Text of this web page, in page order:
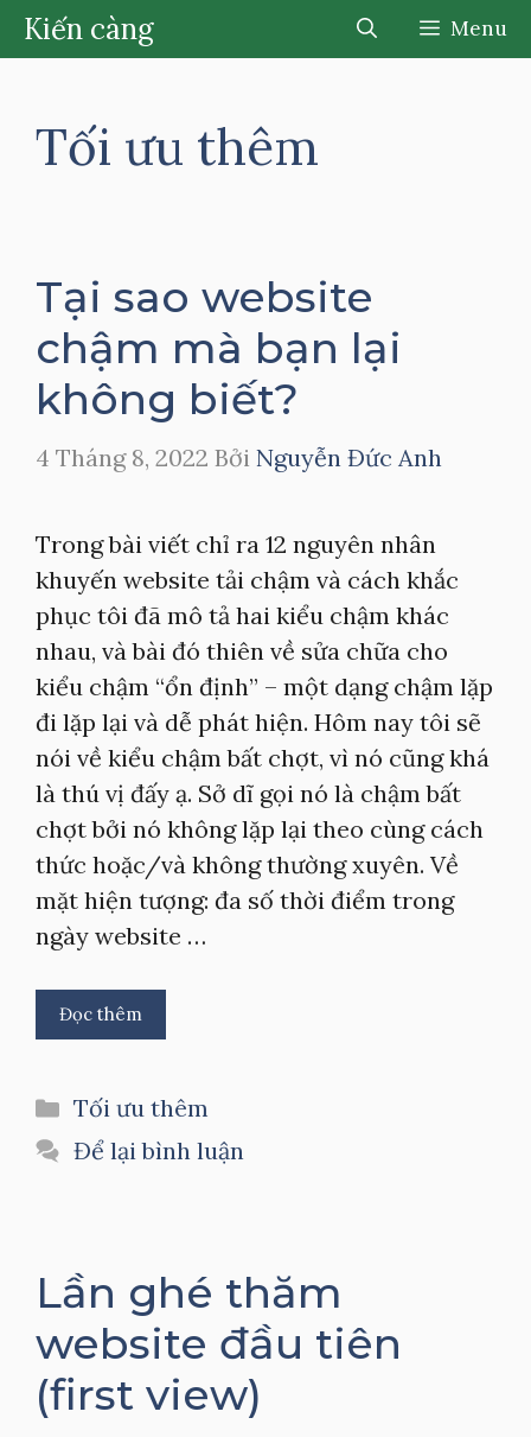
Chuyển
đến
dung
Kiến càng Menu
Tối ưu thêm
Tại sao website
chậm mà bạn lại
không biết?
4 Tháng 8, 2022 Bởi Nguyễn Đức Anh
Trong bài viết chỉ ra 12 nguyên nhân
khuyến website tải chậm và cách khắc
phục tôi đã mô tả hai kiểu chậm khác
nhau, và bài đó thiên về sửa chữa cho
kiểu chậm “ổn định” – một dạng chậm lặp
đi lặp lại và dễ phát hiện. Hôm nay tôi sẽ
nói về kiểu chậm bất chợt, vì nó cũng khá
là thú vị đấy ạ. Sở dĩ gọi nó là chậm bất
chợt bởi nó không lặp lại theo cùng cách
thức hoặc/và không thường xuyên. Về
mặt hiện tượng: đa số thời điểm trong
ngày website …
Đọc thêm
Danh
mục
Tối ưu thêm
Để lại bình luận
Lần ghé thăm
website đầu tiên
(first view)